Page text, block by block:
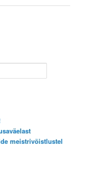
meistrivõistlustel